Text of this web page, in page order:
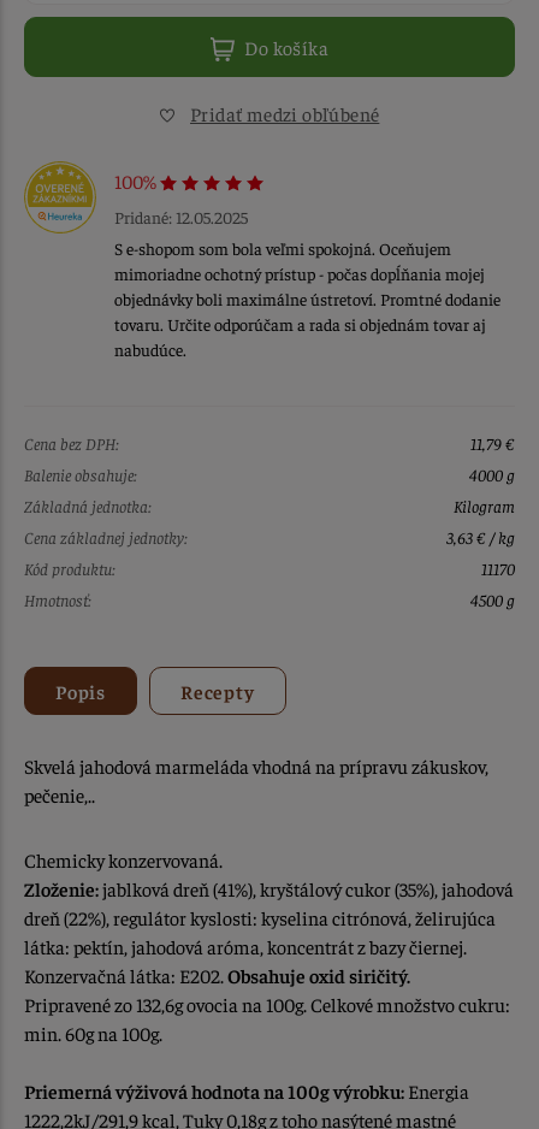
Do košíka
Pridať medzi obľúbené
100%
Pridané: 12.05.2025
S e-shopom som bola veľmi spokojná. Oceňujem
mimoriadne ochotný prístup - počas dopĺňania mojej
objednávky boli maximálne ústretoví. Promtné dodanie
tovaru. Určite odporúčam a rada si objednám tovar aj
nabudúce.
Cena bez DPH:
11,79 €
Balenie obsahuje:
4000 g
Základná jednotka:
Kilogram
Cena základnej jednotky:
3,63 € / kg
Kód produktu:
11170
Hmotnosť:
4500 g
Popis Recepty
Skvelá jahodová marmeláda vhodná na prípravu zákuskov,
pečenie,..
Chemicky konzervovaná.
Zloženie:jablková dreň (41%), kryštálový cukor (35%), jahodová
dreň (22%), regulátor kyslosti: kyselina citrónová, želirujúca
látka: pektín, jahodová aróma, koncentrát z bazy čiernej.
Konzervačná látka: E202. Obsahuje oxid siričitý.
Pripravené zo 132,6g ovocia na 100g. Celkové množstvo cukru:
min. 60g na 100g.
Priemerná výživová hodnota na 100g výrobku: Energia
1222,2kJ/291,9 kcal, Tuky 0,18g z toho nasýtené mastné